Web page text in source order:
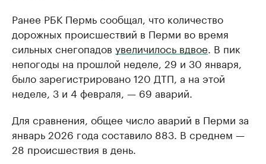
Ранее РБК Пермь сообщал, что количество
дорожных происшествий в Перми во время
сильных снегопадов увеличилось вдвое . В пик
непогоды на прошлой неделе, 29 и 30 января,
было зарегистрировано 120 ДТП, а на этой
неделе, 3 и 4 февраля, — 69 аварий.
Для сравнения, общее число аварий в Перми за
январь 2026 года составило 883. В среднем —
28 происшествия в день.